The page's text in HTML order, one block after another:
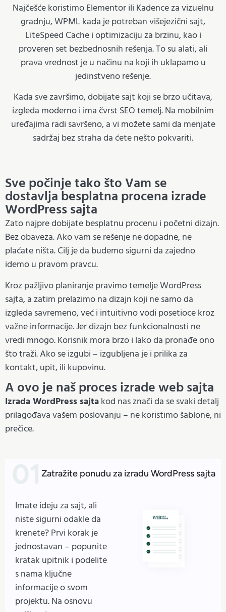
Najčešće koristimo Elementor ili Kadence za vizuelnu
gradnju, WPML kada je potreban višejezični sajt,
LiteSpeed Cache i optimizaciju za brzinu, kao i
proveren set bezbednosnih rešenja. To su alati, ali
prava vrednost je u načinu na koji ih uklapamo u
jedinstveno rešenje.
Kada sve završimo, dobijate sajt koji se brzo učitava,
izgleda moderno i ima čvrst SEO temelj. Na mobilnim
uređajima radi savršeno, a vi možete sami da menjate
sadržaj bez straha da ćete nešto pokvariti.
Sve počinje tako što Vam se
dostavlja besplatna procena izrade
WordPress sajta
Zato najpre dobijate besplatnu procenu i početni dizajn.
Bez obaveza. Ako vam se rešenje ne dopadne, ne
plaćate ništa. Cilj je da budemo sigurni da zajedno
idemo u pravom pravcu.
Kroz pažljivo planiranje pravimo temelje WordPress
sajta, a zatim prelazimo na dizajn koji ne samo da
izgleda savremeno, već i intuitivno vodi posetioce kroz
važne informacije. Jer dizajn bez funkcionalnosti ne
vredi mnogo. Korisnik mora brzo i lako da pronađe ono
što traži. Ako se izgubi – izgubljena je i prilika za
kontakt, upit, ili kupovinu.
A ovo je naš proces izrade web sajta
Izrada WordPress sajtakod nas znači da se svaki detalj
prilagođava vašem poslovanju – ne koristimo šablone, ni
prečice.
Zatražite ponudu za izradu WordPress sajta
Imate ideju za sajt, ali
niste sigurni odakle da
krenete? Prvi korak je
jednostavan – popunite
kratak upitnik i podelite
s nama ključne
informacije o svom
projektu. Na osnovu